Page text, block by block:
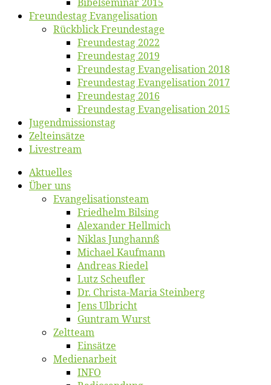
Freun­des­tag Evangelisation
Rück­blick Freundestage
Freun­des­tag 2022
Freun­des­tag 2019
Freun­des­tag Evan­ge­li­sa­ti­on 2018
Freun­des­tag Evan­ge­li­sa­ti­on 2017
Freun­des­tag 2016
Freun­des­tag Evan­ge­li­sa­ti­on 2015
Jugend­mis­sions­tag
Zelt­ein­sät­ze
Live­stream
Ak­tu­el­les
Über uns
Evangelisa­tions­team
Fried­helm Bilsing
Alex­an­der Hellmich
Ni­klas Junghannß
Mi­cha­el Kaufmann
An­dre­as Riedel
Lutz Scheuf­ler
Dr. Chris­­ta-Ma­ria Steinberg
Jens Ulb­richt
Gun­tram Wurst
Zelt­team
Ein­sät­ze
Me­di­en­ar­beit
INFO